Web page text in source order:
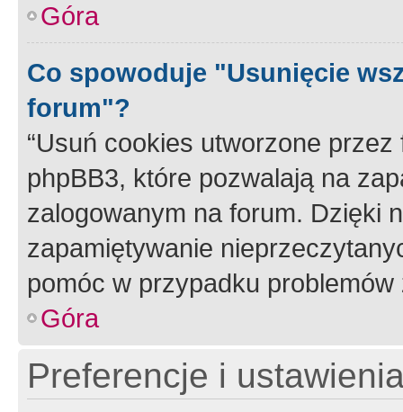
Góra
Co spowoduje "Usunięcie
forum"?
“Usuń cookies utworzone
phpBB3, które pozwalają na
zalogowanym na forum. Dzięki
zapamiętywanie
pomóc w przypadku
Góra
Preferencje i